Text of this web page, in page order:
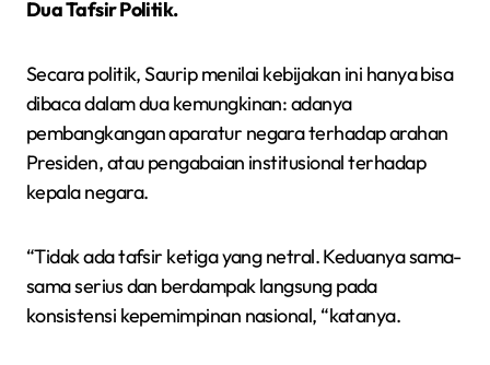
Dua Tafsir Politik.
Secara politik, Saurip menilai kebijakan ini hanya bisa
dibaca dalam dua kemungkinan: adanya
pembangkangan aparatur negara terhadap arahan
Presiden, atau pengabaian institusional terhadap
kepala negara.
“Tidak ada tafsir ketiga yang netral. Keduanya sama-
sama serius dan berdampak langsung pada
konsistensi kepemimpinan nasional, “katanya.